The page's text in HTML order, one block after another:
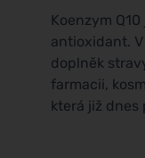
Koenzym Q10
antioxidant.
doplněk
farmacii,
která již